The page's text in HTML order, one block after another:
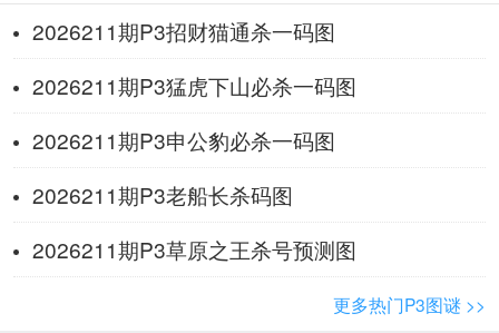
2026211期P3招财猫通杀一码图
2026211期P3猛虎下山必杀一码图
2026211期P3申公豹必杀一码图
2026211期P3老船长杀码图
2026211期P3草原之王杀号预测图
更多热门P3图谜 >>